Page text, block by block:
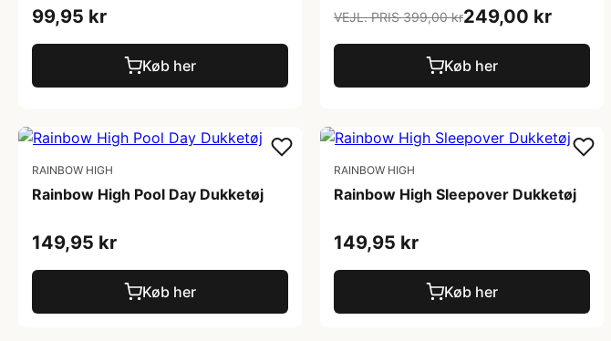
99,95 kr
Køb her
VEJL. PRIS 399,00 kr249,00 kr
Køb her
RAINBOW HIGH
Rainbow High Pool Day Dukketøj
149,95 kr
Køb her
RAINBOW HIGH
Rainbow High Sleepover Dukketøj
149,95 kr
Køb her